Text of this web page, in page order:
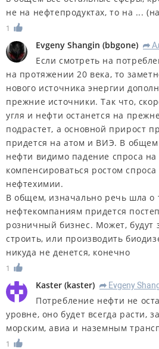
не на нефтепродуктах, то на ...
1
Evgeny Shangin (bbgone) R
Если смотреть на
на протяжении 20 века, то
нового источника энергии
прежние источники. Так что,
угля и нефти останется на
подрастет, а основной прирост
придется на атом и ВИЭ. В
нефти видимо падение спроса на
компенсироваться ростом
нефтехимии.
В общем, изначально речь шла о
нефтекомпаниям придется
розничный бизнес. Может, будут
строить, или производить
никуда не денется, конечно
1
Kaster (kaster) R Evgeny
Потребление нефти не
уровне, оно будет всегда расти,
морским, авиа и наземным
1